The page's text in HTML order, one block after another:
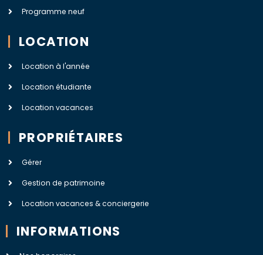
Programme neuf
LOCATION
Location à l'année
Location étudiante
Location vacances
PROPRIÉTAIRES
Gérer
Gestion de patrimoine
Location vacances & conciergerie
INFORMATIONS